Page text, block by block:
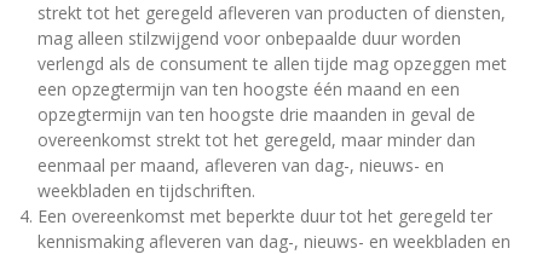
strekt tot het geregeld afleveren van producten of diensten,
mag alleen stilzwijgend voor onbepaalde duur worden
verlengd als de consument te allen tijde mag opzeggen met
een opzegtermijn van ten hoogste één maand en een
opzegtermijn van ten hoogste drie maanden in geval de
overeenkomst strekt tot het geregeld, maar minder dan
eenmaal per maand, afleveren van dag-, nieuws- en
weekbladen en tijdschriften.
Een overeenkomst met beperkte duur tot het geregeld ter
kennismaking afleveren van dag-, nieuws- en weekbladen en